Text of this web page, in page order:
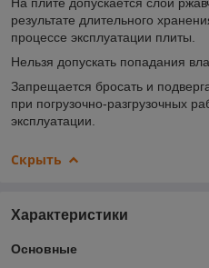
результате длительного
процессе эксплуатации плиты.
Нельзя допускать попадания
Запрещается бросать и
при погрузочно-разгрузочных
эксплуатации.
Скрыть
Характеристики
Основные